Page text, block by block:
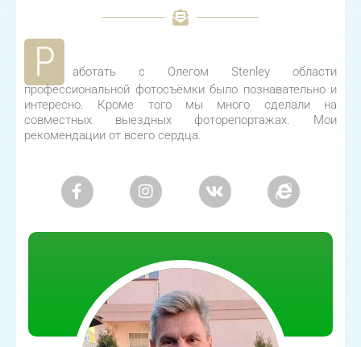
Р
аботать с Олегом Stenley области
профессиональной фотоcъёмки было познавательно и
интересно. Кроме того мы много сделали на
совместных выездных фоторепортажах. Мои
рекомендации от всего сердца.